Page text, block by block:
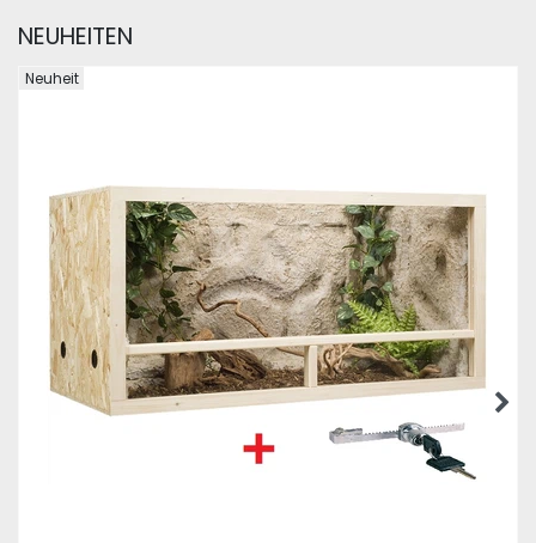
NEUHEITEN
Neuheit